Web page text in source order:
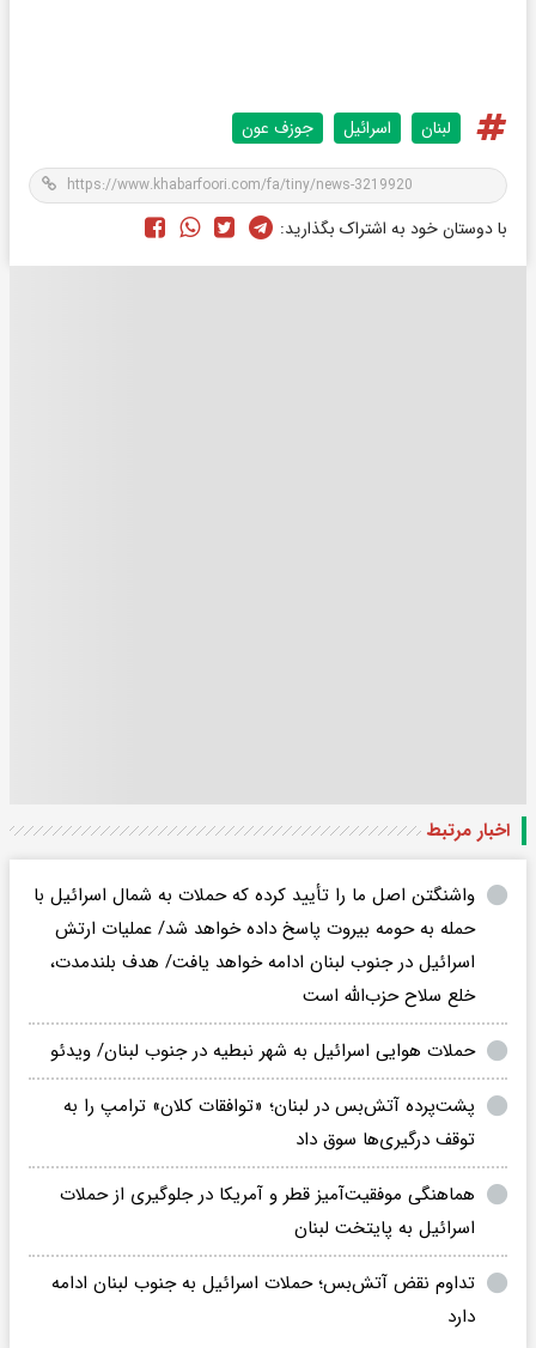
لبنان اسرائيل جوزف عون
با دوستان خود به اشتراک بگذارید:
اخبار مرتبط
واشنگتن اصل ما را تأیید کرده که حملات به شمال اسرائیل با
حمله به حومه بیروت پاسخ داده خواهد شد/ عملیات ارتش
اسرائیل در جنوب لبنان ادامه خواهد یافت/ هدف بلندمدت،
خلع سلاح حزب‌الله است
حملات هوایی اسرائیل به شهر نبطیه در جنوب لبنان/ ویدئو
پشت‌پرده آتش‌بس در لبنان؛ «توافقات کلان» ترامپ را به
توقف درگیری‌ها سوق داد
هماهنگی موفقیت‌آمیز قطر و آمریکا در جلوگیری از حملات
اسرائیل به پایتخت لبنان
تداوم نقض آتش‌بس؛ حملات اسرائیل به جنوب لبنان ادامه
دارد